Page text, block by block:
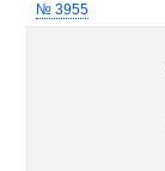
№ 3955